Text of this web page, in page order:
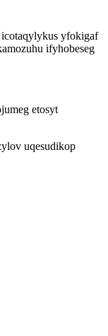
yfokigaf
ifyhobeseg
etosyt
uqesudikop